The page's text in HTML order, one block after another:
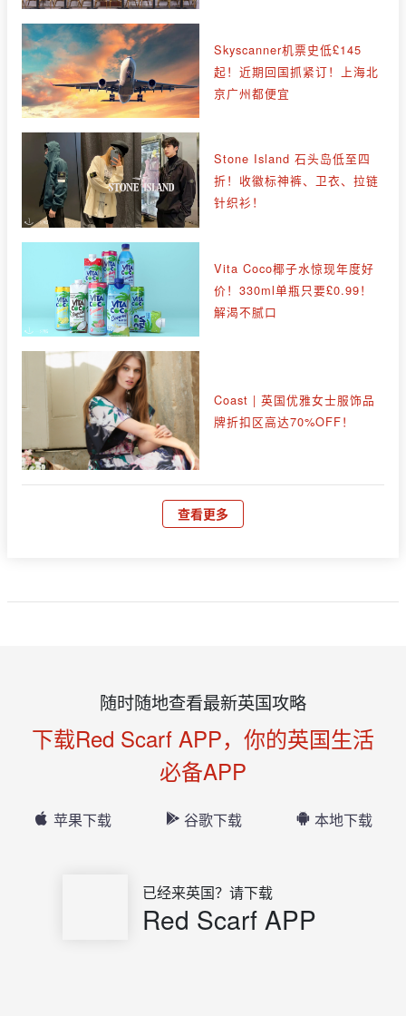
Skyscanner机票史低£145
起！近期回国抓紧订！上海北
京广州都便宜
Stone Island 石头岛低至四
折！收徽标神裤、卫衣、拉链
针织衫！
Vita Coco椰子水惊现年度好
价！330ml单瓶只要£0.99！
解渴不腻口
Coast | 英国优雅女士服饰品
牌折扣区高达70%OFF！
查看更多
随时随地查看最新英国攻略
下载Red Scarf APP，你的英国生活
必备APP
苹果下载 谷歌下载 本地下载
已经来英国？请下载
Red Scarf APP